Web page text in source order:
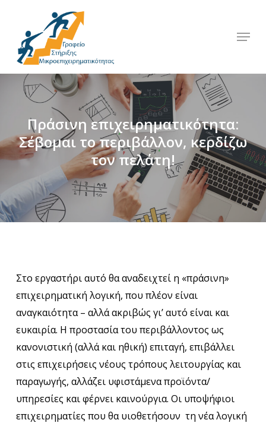
main
content
Menu
Πράσινη επιχειρηματικότητα:
Σέβομαι το περιβάλλον, κερδίζω
τον πελάτη!
Στο εργαστήρι αυτό θα αναδειχτεί η «πράσινη»
επιχειρηματική λογική, που πλέον είναι
αναγκαιότητα – αλλά ακριβώς γι’ αυτό είναι και
ευκαιρία. Η προστασία του περιβάλλοντος ως
κανονιστική (αλλά και ηθική) επιταγή, επιβάλλει
στις επιχειρήσεις νέους τρόπους λειτουργίας και
παραγωγής, αλλάζει υφιστάμενα προϊόντα/
υπηρεσίες και φέρνει καινούργια. Οι υποψήφιοι
επιχειρηματίες που θα υιοθετήσουν τη νέα λογική
Close